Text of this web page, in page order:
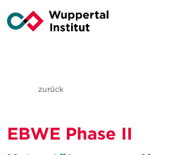
zurück
EBWE Phase II